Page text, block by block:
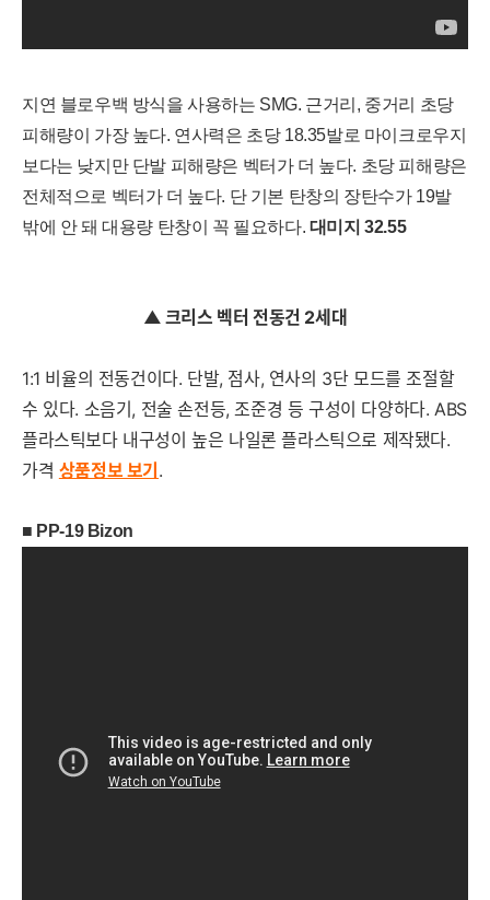
지연 블로우백 방식을 사용하는 SMG. 근거리, 중거리 초당
피해량이 가장 높다. 연사력은 초당 18.35발로 마이크로우지
보다는 낮지만 단발 피해량은 벡터가 더 높다. 초당 피해량은
전체적으로 벡터가 더 높다. 단 기본 탄창의 장탄수가 19발
밖에 안 돼 대용량 탄창이 꼭 필요하다. 대미지32.55
▲ 크리스 벡터 전동건 2세대
1:1 비율의 전동건이다. 단발, 점사, 연사의 3단 모드를 조절할
수 있다. 소음기, 전술 손전등, 조준경 등 구성이 다양하다. ABS
플라스틱보다 내구성이 높은 나일론 플라스틱으로 제작됐다.
가격 상품정보 보기 .
■ PP-19 Bizon